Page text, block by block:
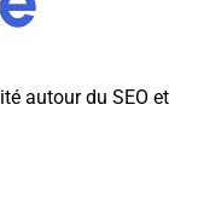
autour du SEO et